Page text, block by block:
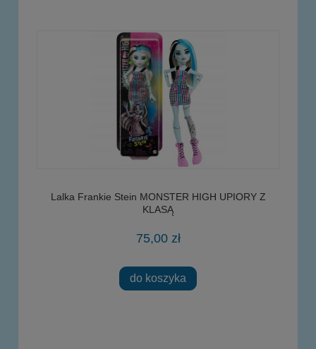
Lalka Frankie Stein MONSTER HIGH UPIORY Z
KLASĄ
75,00 zł
do koszyka